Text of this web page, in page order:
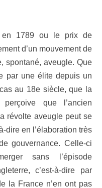
1789 ou le prix de
d’un mouvement de
spontané, aveugle. Que
par une élite depuis un
au 18e siècle, que la
que l’ancien
révolte aveugle peut se
dire en l’élaboration très
gouvernance. Celle-ci
sans l’épisode
c’est-à-dire par
la France n’en ont pas